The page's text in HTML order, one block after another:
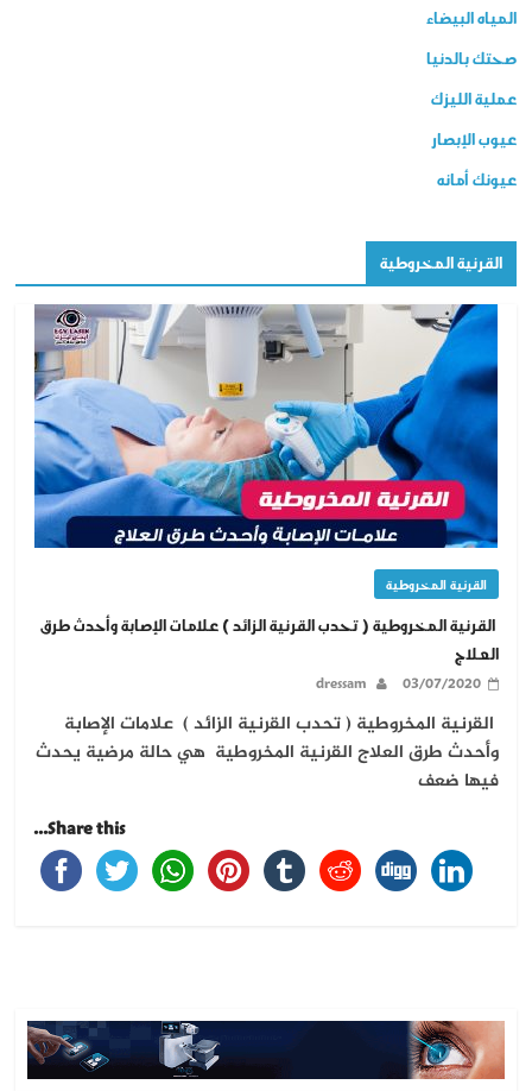
المياه البيضاء
صحتك بالدنيا
عملية الليزك
عيوب الإبصار
عيونك أمانه
القرنية المخروطية
القرنية المخروطية
القرنية المخروطية ( تحدب القرنية الزائد ) علامات الإصابة وأحدث طرق
العلاج
03/07/2020
dressam
القرنية المخروطية ( تحدب القرنية الزائد ) علامات الإصابة
وأحدث طرق العلاج القرنية المخروطية هي حالة مرضية يحدث
فيها ضعف
Share this...